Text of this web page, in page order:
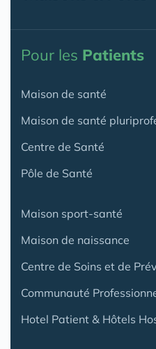
Pour les Patients
Maison de santé
Maison de santé
Centre de Santé
Pôle de Santé
Maison sport-santé
Maison de naissance
Centre de Soins et de
Communauté
Hotel Patient & Hôtels